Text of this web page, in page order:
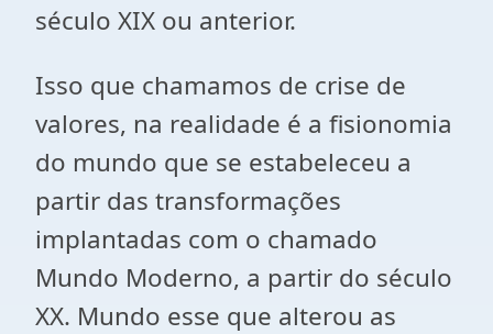
século XIX ou anterior.
Isso que chamamos de crise de
valores, na realidade é a fisionomia
do mundo que se estabeleceu a
partir das transformações
implantadas com o chamado
Mundo Moderno, a partir do século
XX. Mundo esse que alterou as